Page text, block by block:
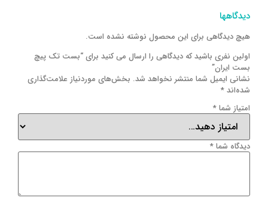
دیدگاهها
هیچ دیدگاهی برای این محصول نوشته نشده است.
اولین نفری باشید که دیدگاهی را ارسال می کنید برای “بست تک پیچ
بست ایران”
نشانی ایمیل شما منتشر نخواهد شد. بخش‌های موردنیاز علامت‌گذاری
شده‌اند*
امتیاز شما*
دیدگاه شما*